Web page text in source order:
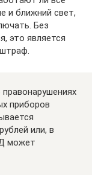
и ближний свет,
Без
это является
приборов
или, в
может